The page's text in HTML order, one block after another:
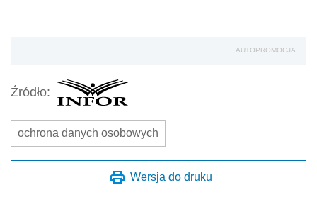
AUTOPROMOCJA
Źródło:
ochrona danych osobowych
Wersja do druku